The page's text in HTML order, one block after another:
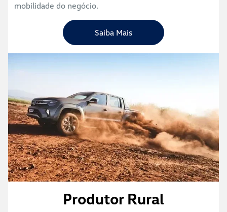
mobilidade do negócio.
Saiba Mais
Produtor Rural